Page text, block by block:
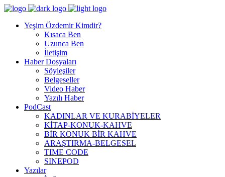
Yeşim Özdemir Kimdir?
Kısaca Ben
Uzunca Ben
İletişim
Haber Dosyaları
Söyleşiler
Belgeseller
Video Haber
Yazılı Haber
PodCast
KADINLAR VE KURABİYELER
KİTAP-KONUK-KAHVE
BİR KONUK BİR KAHVE
ARAŞTIRMA-BELGESEL
TIME CODE
SINEPOD
Yazılar